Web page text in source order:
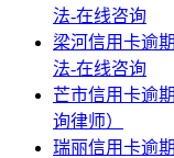
法-在线咨询
梁河信用卡逾
法-在线咨询
芒市信用卡逾
询律师）
瑞丽信用卡逾